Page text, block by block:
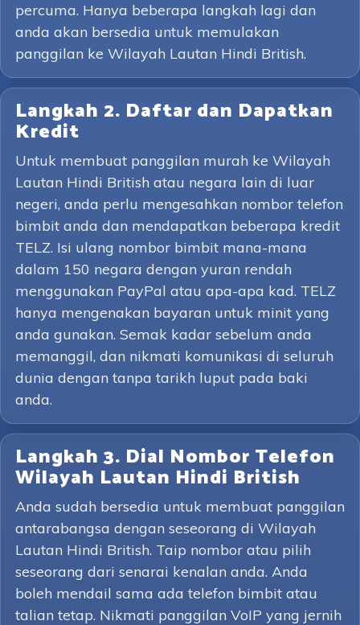
percuma. Hanya beberapa langkah lagi dan
anda akan bersedia untuk memulakan
panggilan ke Wilayah Lautan Hindi British.
Langkah 2. Daftar dan Dapatkan
Kredit
Untuk membuat panggilan murah ke Wilayah
Lautan Hindi British atau negara lain di luar
negeri, anda perlu mengesahkan nombor telefon
bimbit anda dan mendapatkan beberapa kredit
TELZ. Isi ulang nombor bimbit mana-mana
dalam 150 negara dengan yuran rendah
menggunakan PayPal atau apa-apa kad. TELZ
hanya mengenakan bayaran untuk minit yang
anda gunakan. Semak kadar sebelum anda
memanggil, dan nikmati komunikasi di seluruh
dunia dengan tanpa tarikh luput pada baki
anda.
Langkah 3. Dial Nombor Telefon
Wilayah Lautan Hindi British
Anda sudah bersedia untuk membuat panggilan
antarabangsa dengan seseorang di Wilayah
Lautan Hindi British. Taip nombor atau pilih
seseorang dari senarai kenalan anda. Anda
boleh mendail sama ada telefon bimbit atau
talian tetap. Nikmati panggilan VoIP yang jernih